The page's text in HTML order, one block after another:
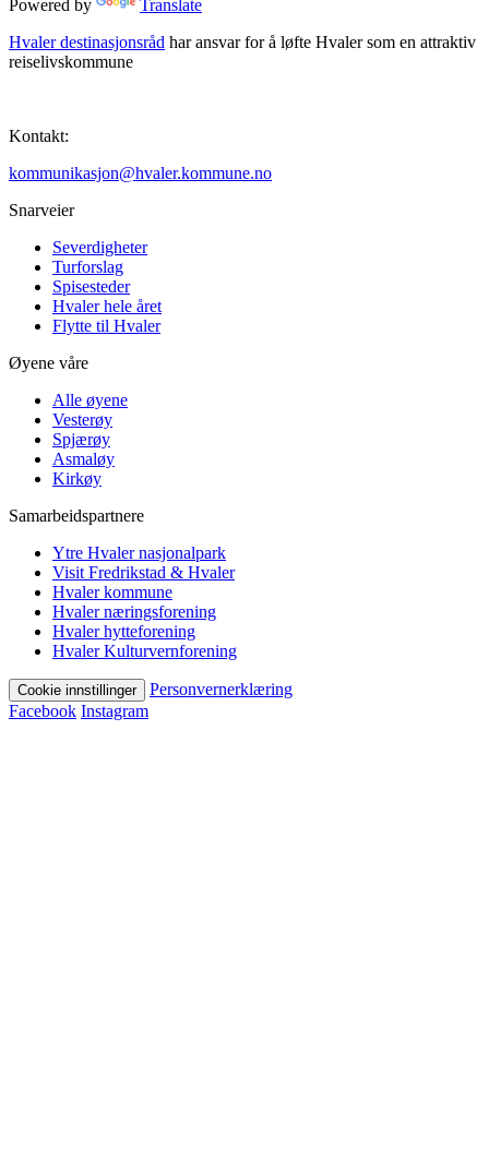
Powered by
Translate
Hvaler destinasjonsråd har ansvar for å løfte Hvaler som en attraktiv
reiselivskommune
Kontakt:
kommunikasjon@hvaler.kommune.no
Snarveier
Severdigheter
Turforslag
Spisesteder
Hvaler hele året
Flytte til Hvaler
Øyene våre
Alle øyene
Vesterøy
Spjærøy
Asmaløy
Kirkøy
Samarbeidspartnere
Ytre Hvaler nasjonalpark
Visit Fredrikstad & Hvaler
Hvaler kommune
Hvaler næringsforening
Hvaler hytteforening
Hvaler Kulturvernforening
Cookie innstillinger
Personvernerklæring
Facebook Instagram